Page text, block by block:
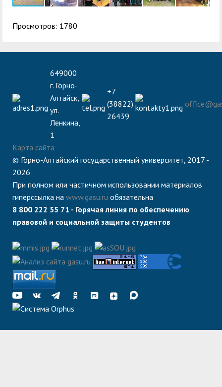
Просмотров: 1780
649000
г. Горно-
Алтайск,
ул.
Ленкина,
1
+7
(38822)
26439
Карта сайта
© Горно-Алтайский государственный университет, 2017 -
2026
При полном или частичном использовании материалов
гиперссылка на www.gasu.ru обязательна
8 800 222 55 71 - Горячая линия по обеспечению
правовой и социальной защиты студентов